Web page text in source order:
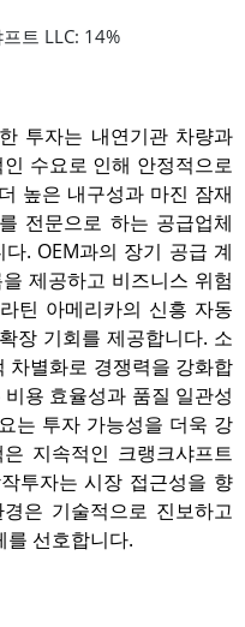
트 LLC: 14%
투자는 내연기관 차량과
수요로 인해 안정적으로
높은 내구성과 마진 잠재
전문으로 하는 공급업체
. OEM과의 장기 공급 계
제공하고 비즈니스 위험
틴 아메리카의 신흥 자동
장 기회를 제공합니다. 소
차별화로 경쟁력을 강화합
용 효율성과 품질 일관성
는 투자 가능성을 더욱 강
지속적인 크랭크샤프트
투자는 시장 접근성을 향
은 기술적으로 진보하고
를 선호합니다.